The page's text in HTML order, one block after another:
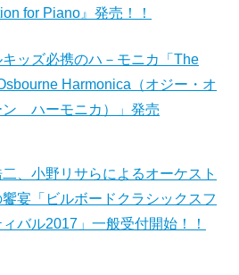
for Piano』発売！！
キッズ必携のハ－モニカ「The
Harmonica（オジー・オ
ン ハーモニカ）」発売
、小野リサらによるオーケスト
宴「ビルボードクラシックスフ
ィバル2017」一般受付開始！！